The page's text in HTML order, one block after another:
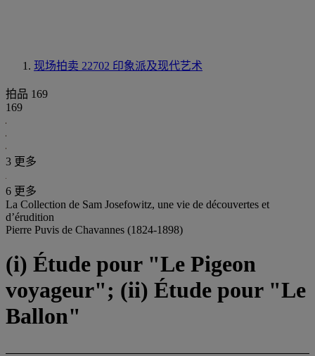
现场拍卖 22702 印象派及现代艺术
拍品 169
169
3 更多
6 更多
La Collection de Sam Josefowitz, une vie de découvertes et
d’érudition
Pierre Puvis de Chavannes (1824-1898)
(i) Étude pour "Le Pigeon
voyageur"; (ii) Étude pour "Le
Ballon"